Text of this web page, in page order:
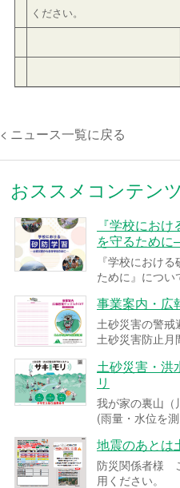
ください。
< ニュース一覧に戻る
おススメコンテンツ
『学校にお
を守るために
『学校におけ
ために』につい
事業案内・広
土砂災害の警戒
土砂災害防止月
土砂災害・
リ
我が家の裏山（
(雨量・水位を
地震のあとは
防災関係者様
用ください。